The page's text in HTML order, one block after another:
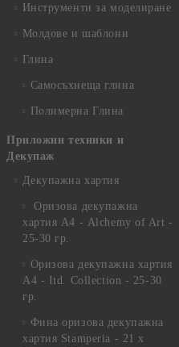
Инструменти за моделиране
Молдове и шаблони
Глина
Самосъхнеща глина
Полимерна Глина
Приложни техники и
Декупаж
Декупажна хартия
Оризова декупажна
хартия А4 - Alchemy of Art -
25-30 гр.
Оризова декупажна хартия
А4 - Itd. Collection - 25-30
гр.
Фина оризова декупажна
хартия Stamperia - 21 х